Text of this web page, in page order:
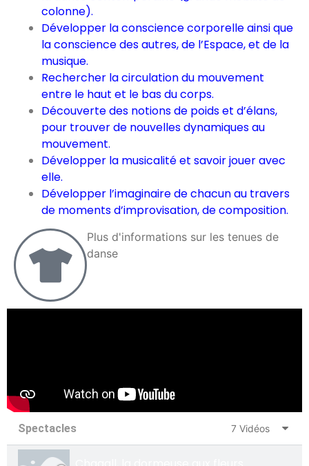
colonne).
Développer la conscience corporelle ainsi que
la conscience des autres, de l’Espace, et de la
musique.
Rechercher la circulation du mouvement
entre le haut et le bas du corps.
Découverte des notions de poids et d’élans,
pour trouver de nouvelles dynamiques au
mouvement.
Développer la musicalité et savoir jouer avec
elle.
Développer l’imaginaire de chacun au travers
de moments d’improvisation, de composition.
Plus d'informations sur les tenues de
danse
Spectacles 7 Vidéos